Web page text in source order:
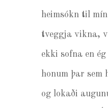
heimsókn til
tveggja vikna,
ekki sofna en
honum þar sem
og lokaði